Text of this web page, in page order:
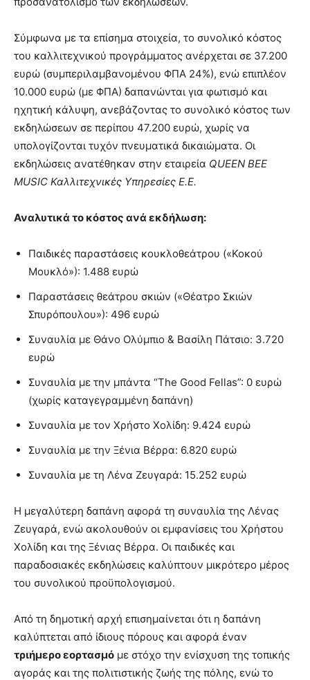
Σύμφωνα με τα επίσημα στοιχεία, το συνολικό κόστος
του καλλιτεχνικού προγράμματος ανέρχεται σε 37.200
ευρώ (συμπεριλαμβανομένου ΦΠΑ 24%), ενώ επιπλέον
10.000 ευρώ (με ΦΠΑ) δαπανώνται για φωτισμό και
ηχητική κάλυψη, ανεβάζοντας το συνολικό κόστος των
εκδηλώσεων σε περίπου 47.200 ευρώ, χωρίς να
υπολογίζονται τυχόν πνευματικά δικαιώματα. Οι
εκδηλώσεις ανατέθηκαν στην εταιρεία QUEEN BEE
MUSIC Καλλιτεχνικές Υπηρεσίες Ε.Ε.
Αναλυτικά το κόστος ανά εκδήλωση:
Παιδικές παραστάσεις κουκλοθεάτρου («Κοκού
Μουκλό»): 1.488 ευρώ
Παραστάσεις θεάτρου σκιών («Θέατρο Σκιών
Σπυρόπουλου»): 496 ευρώ
Συναυλία με Θάνο Ολύμπιο & Βασίλη Πάτσιο: 3.720
ευρώ
Συναυλία με την μπάντα “The Good Fellas”: 0 ευρώ
(χωρίς καταγεγραμμένη δαπάνη)
Συναυλία με τον Χρήστο Χολίδη: 9.424 ευρώ
Συναυλία με την Ξένια Βέρρα: 6.820 ευρώ
Συναυλία με τη Λένα Ζευγαρά: 15.252 ευρώ
Η μεγαλύτερη δαπάνη αφορά τη συναυλία της Λένας
Ζευγαρά, ενώ ακολουθούν οι εμφανίσεις του Χρήστου
Χολίδη και της Ξένιας Βέρρα. Οι παιδικές και
παραδοσιακές εκδηλώσεις καλύπτουν μικρότερο μέρος
του συνολικού προϋπολογισμού.
Από τη δημοτική αρχή επισημαίνεται ότι η δαπάνη
καλύπτεται από ίδιους πόρους και αφορά έναν
τριήμερο εορτασμό με στόχο την ενίσχυση της τοπικής
αγοράς και της πολιτιστικής ζωής της πόλης, ενώ το